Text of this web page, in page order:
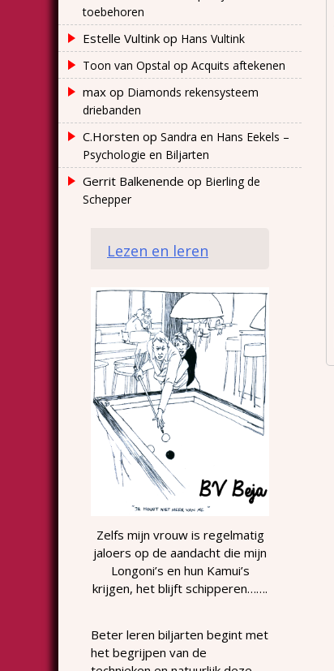
toebehoren
Estelle Vultink op Hans Vultink
Toon van Opstal op Acquits aftekenen
max op Diamonds rekensysteem
driebanden
C.Horsten op Sandra en Hans Eekels –
Psychologie en Biljarten
Gerrit Balkenende op Bierling de
Schepper
Lezen en leren
Zelfs mijn vrouw is regelmatig
jaloers op de aandacht die mijn
Longoni’s en hun Kamui’s
krijgen, het blijft schipperen…….
Beter leren biljarten begint met
het begrijpen van de